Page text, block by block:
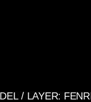
/ LAYER: